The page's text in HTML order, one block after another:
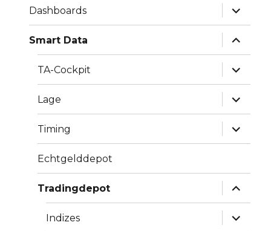
Dashboards
Smart Data
TA-Cockpit
Lage
Timing
Echtgelddepot
Tradingdepot
Indizes